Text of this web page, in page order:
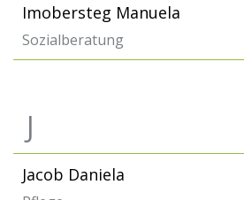
Imobersteg Manuela
Sozialberatung
J
Jacob Daniela